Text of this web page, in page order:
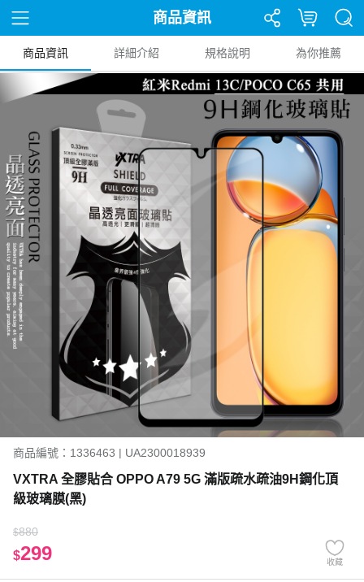
商品資訊
商品資訊 詳細介紹 規格說明 為你推薦
商品編號：1336463 | UA2300018939
VXTRA 全膠貼合 OPPO A79 5G 滿版疏水疏油9H鋼化頂
級玻璃膜(黑)
$880
$299 收藏